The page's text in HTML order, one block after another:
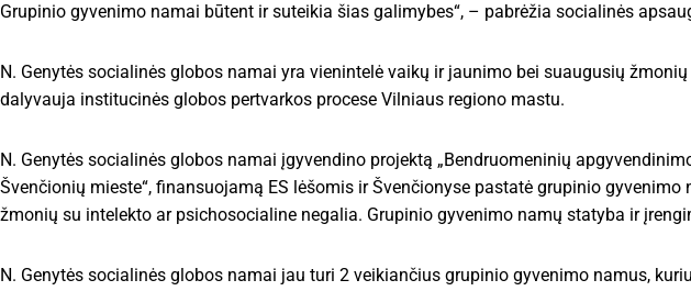
Grupinio gyvenimo namai būtent ir suteikia šias galimybes“, – pabrėžia socialinės
N. Genytės socialinės globos namai yra vienintelė vaikų ir jaunimo bei suaugusių
dalyvauja institucinės globos pertvarkos procese Vilniaus regiono mastu.
N. Genytės socialinės globos namai įgyvendino projektą „Bendruomeninių
Švenčionių mieste“, finansuojamą ES lėšomis ir Švenčionyse pastatė grupinio
žmonių su intelekto ar psichosocialine negalia. Grupinio gyvenimo namų statyba ir
N. Genytės socialinės globos namai jau turi 2 veikiančius grupinio gyvenimo namus,